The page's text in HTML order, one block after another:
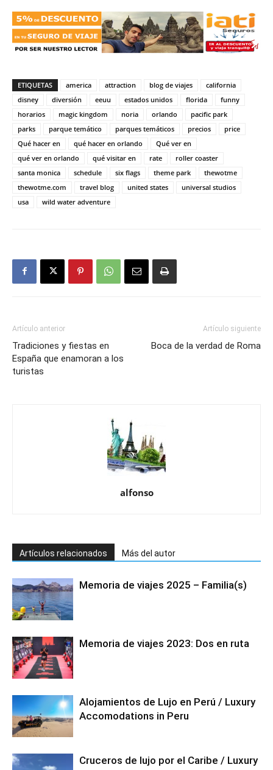
ETIQUETAS america attraction blog de viajes
california
disney
diversión eeuu estados unidos florida
funny
horarios
magic kingdom noria orlando
pacific park
parks
parque temático parques temáticos precios
price
Qué hacer en
qué hacer en orlando
Qué ver en
qué ver en orlando
qué visitar en rate
roller coaster
santa monica
schedule six flags theme park
thewotme
thewotme.com
travel blog united states
universal studios
usa
wild water adventure
Artículo anterior
Tradiciones y fiestas en
España que enamoran a los
turistas
Artículo siguiente
Boca de la verdad de Roma
alfonso
Artículos relacionados Más del autor
Memoria de viajes 2025 – Familia(s)
Memoria de viajes 2023: Dos en ruta
Alojamientos de Lujo en Perú / Luxury
Accomodations in Peru
Cruceros de lujo por el Caribe / Luxury